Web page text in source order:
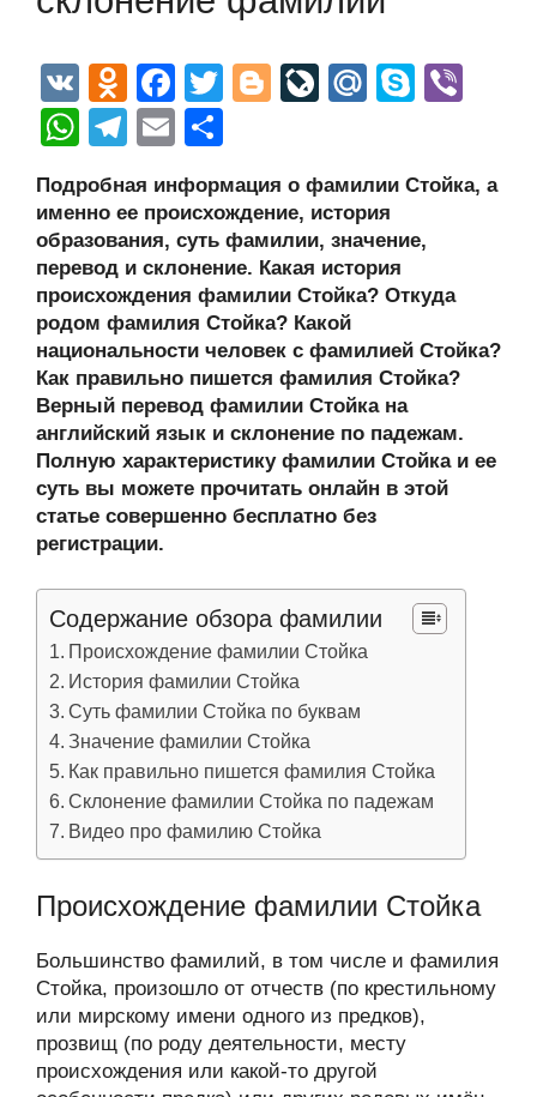
V
K
O
d
n
o
kl
a
ss
ni
ki
F
a
c
e
b
o
o
k
T
er
Bl
g
er
Li
J
o
ur
n
al
M
u
S
e
W
at
s
A
p
p
T
e
gr
a
m
E
ail р
а
в
и
ть
Подробная информация о фамилии Стойка, а
именно ее происхождение, история
образования, суть фамилии, значение,
перевод и склонение. Какая история
происхождения фамилии Стойка? Откуда
родом фамилия Стойка? Какой
национальности человек с фамилией Стойка?
Как правильно пишется фамилия Стойка?
Верный перевод фамилии Стойка на
английский язык и склонение по падежам.
Полную характеристику фамилии Стойка и ее
суть вы можете прочитать онлайн в этой
статье совершенно бесплатно без
регистрации.
Содержание обзора фамилии
Происхождение фамилии Стойка
История фамилии Стойка
Суть фамилии Стойка по буквам
Значение фамилии Стойка
Как правильно пишется фамилия Стойка
Склонение фамилии Стойка по падежам
Видео про фамилию Стойка
Происхождение фамилии Стойка
Большинство фамилий, в том числе и фамилия
Стойка, произошло от отчеств (по крестильному
или мирскому имени одного из предков),
прозвищ (по роду деятельности, месту
происхождения или какой-то другой